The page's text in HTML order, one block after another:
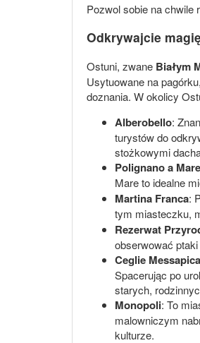
Pozwol sobie na chwile
Odkrywajcie
Ostuni, zwane Białym
Usytuowane na
doznania. W okolicy
Alberobello:
turystów do
stożkowymi
Polignano a Mare
Mare to idealne
Martina Franca:
tym miasteczku,
Rezerwat
obserwować
Ceglie Messapica
Spacerując po
starych,
Monopoli: To
malowniczym
kulturze.